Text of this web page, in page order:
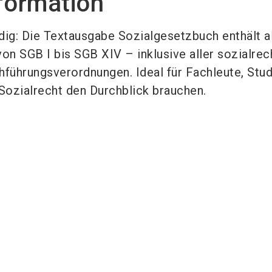
Die Textausgabe Sozialgesetzbuch enthält
SGB I bis SGB XIV – inklusive aller
Ideal für Fachleute,
den Durchblick brauchen.